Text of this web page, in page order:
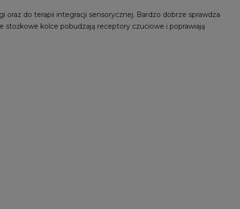
oraz do terapii integracji sensorycznej. Bardzo dobrze sprawdza
stożkowe kolce pobudzają receptory czuciowe i poprawiają